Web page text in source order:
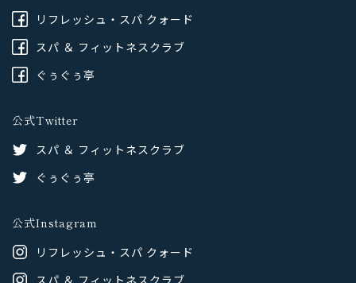
リフレッシュ・スパ クォード
スパ ＆ フィットネスクラブ
ぐぅぐぅ亭
公式Twitter
スパ ＆ フィットネスクラブ
ぐぅぐぅ亭
公式Instagram
リフレッシュ・スパ クォード
スパ ＆ フィットネスクラブ